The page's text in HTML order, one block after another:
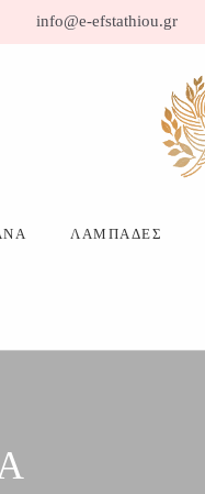
info@e-efstathiou.gr
ΛΑΜΠΑΔΕΣ